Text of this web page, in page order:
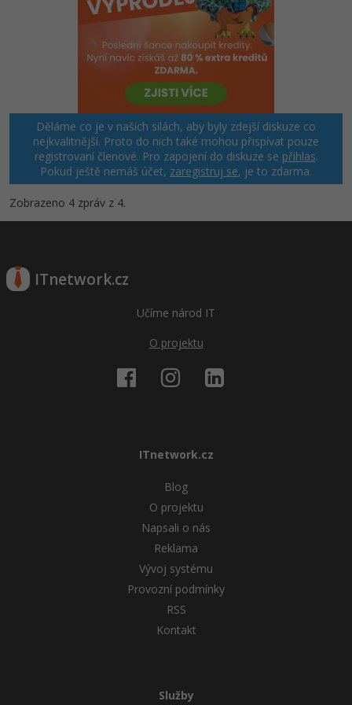
Děláme co je v našich silách, aby byly zdejší diskuze co
nejkvalitnější. Proto do nich také mohou přispívat pouze
registrovaní členové. Pro zapojení do diskuze se přihlas.
Pokud ještě nemáš účet, zaregistruj se, je to zdarma.
Zobrazeno 4 zpráv z 4.
ITnetwork.cz
Učíme národ IT
O projektu
ITnetwork.cz
Blog
O projektu
Napsali o nás
Reklama
Vývoj systému
Provozní podmínky
RSS
Kontakt
Služby